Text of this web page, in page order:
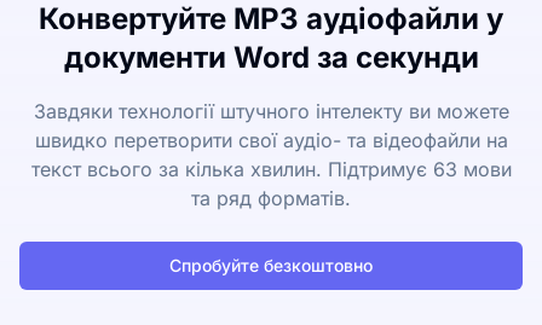
Конвертуйте MP3 аудіофайли у
документи Word за секунди
Завдяки технології штучного інтелекту ви можете
швидко перетворити свої аудіо- та відеофайли на
текст всього за кілька хвилин. Підтримує 63 мови
та ряд форматів.
Спробуйте безкоштовно